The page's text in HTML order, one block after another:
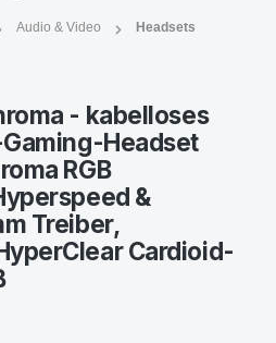
Audio & Video Headsets
- kabelloses
Headset
RGB
&
Treiber,
Cardioid-